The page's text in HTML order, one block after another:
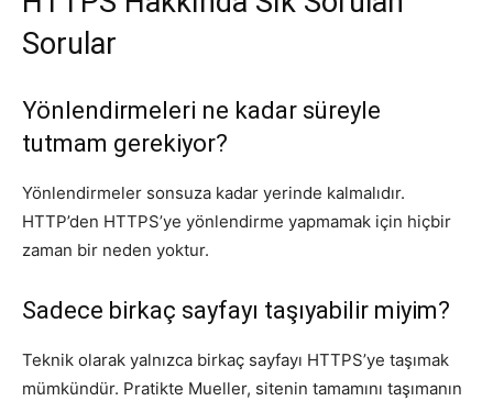
Sorular
Yönlendirmeleri ne kadar süreyle
tutmam gerekiyor?
Yönlendirmeler sonsuza kadar yerinde kalmalıdır.
HTTP’den HTTPS’ye yönlendirme yapmamak için hiçbir
zaman bir neden yoktur.
Sadece birkaç sayfayı taşıyabilir miyim?
Teknik olarak yalnızca birkaç sayfayı HTTPS’ye taşımak
mümkündür. Pratikte Mueller, sitenin tamamını taşımanın